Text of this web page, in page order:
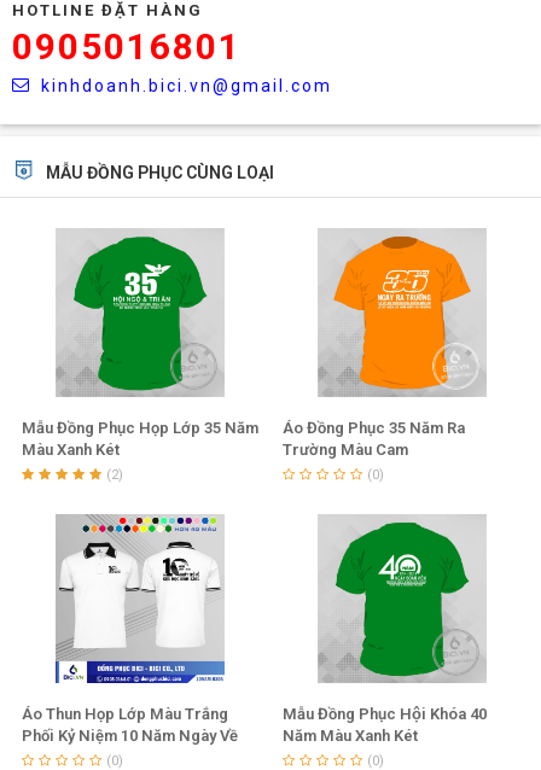
HOTLINE ĐẶT HÀNG
0905016801
kinhdoanh.bici.vn@gmail.com
MẪU ĐỒNG PHỤC CÙNG LOẠI
Mẫu Đồng Phục Họp Lớp 35 Năm
Màu Xanh Két
(2)
Áo Đồng Phục 35 Năm Ra
Trường Màu Cam
(0)
Áo Thun Họp Lớp Màu Trắng
Phối Kỷ Niệm 10 Năm Ngày Về
Lại Trường Xưa
(0)
Mẫu Đồng Phục Hội Khóa 40
Năm Màu Xanh Két
(0)